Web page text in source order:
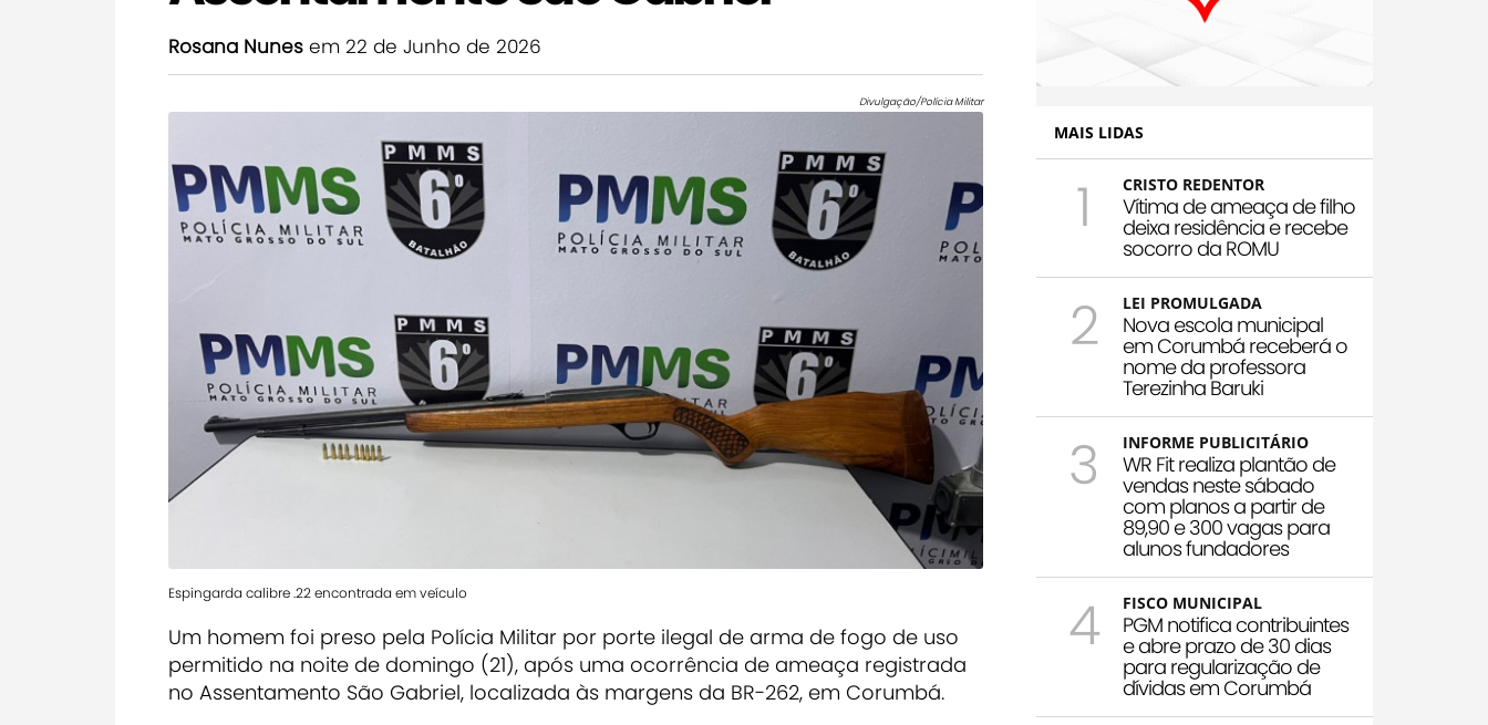
Rosana Nunes em 22 de Junho de 2026
Divulgação/Polícia Militar
Espingarda calibre .22 encontrada em veículo
Um homem foi preso pela Polícia Militar por porte ilegal de arma de fogo de uso
permitido na noite de domingo (21), após uma ocorrência de ameaça registrada
no Assentamento São Gabriel, localizada às margens da BR-262, em Corumbá.
MAIS LIDAS
1 CRISTO REDENTOR
Vítima de ameaça de filho
deixa residência e recebe
socorro da ROMU
2 LEI PROMULGADA
Nova escola municipal
em Corumbá receberá o
nome da professora
Terezinha Baruki
3 INFORME PUBLICITÁRIO
WR Fit realiza plantão de
vendas neste sábado
com planos a partir de
89,90 e 300 vagas para
alunos fundadores
4 FISCO MUNICIPAL
PGM notifica contribuintes
e abre prazo de 30 dias
para regularização de
dívidas em Corumbá